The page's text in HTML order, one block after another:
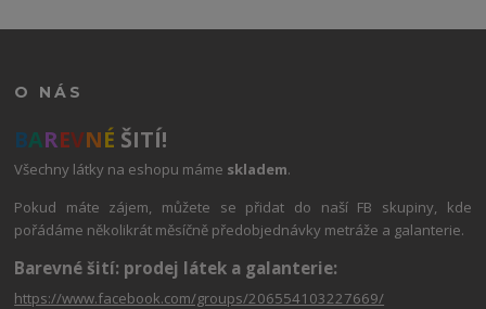
O NÁS
BAREVNÉ ŠITÍ!
Všechny látky na eshopu máme skladem.
Pokud máte zájem, můžete se přidat do naší FB skupiny, kde
pořádáme několikrát měsíčně předobjednávky metráže a galanterie.
Barevné šití: prodej látek a galanterie:
https://www.facebook.com/groups/206554103227669/